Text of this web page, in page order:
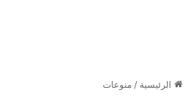
الرئيسية / منوعات